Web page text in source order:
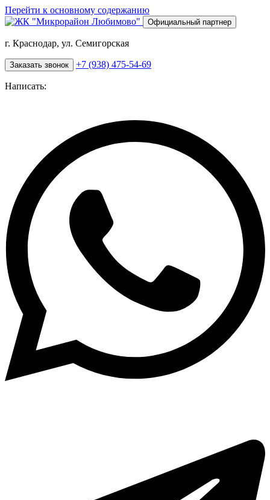
Перейти к основному содержанию
Официальный партнер
г. Краснодар, ул. Семигорская
Заказать звонок +7 (938) 475-54-69
Написать: